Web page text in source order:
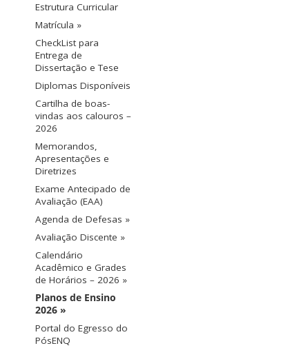
Estrutura Curricular
Matrícula »
CheckList para
Entrega de
Dissertação e Tese
Diplomas Disponíveis
Cartilha de boas-
vindas aos calouros –
2026
Memorandos,
Apresentações e
Diretrizes
Exame Antecipado de
Avaliação (EAA)
Agenda de Defesas »
Avaliação Discente »
Calendário
Acadêmico e Grades
de Horários – 2026 »
Planos de Ensino
2026 »
Portal do Egresso do
PósENQ